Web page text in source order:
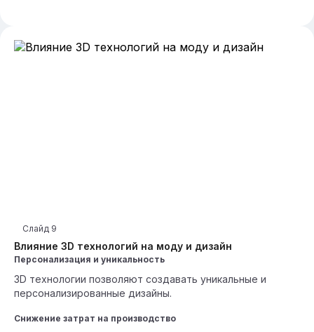
Влияние 3D технологий на моду и дизайн
Слайд 9
Персонализация и уникальность
3D технологии позволяют создавать уникальные и
персонализированные дизайны.
Снижение затрат на производство